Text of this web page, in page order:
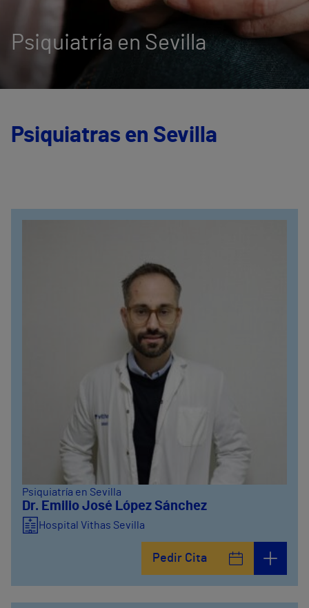
Psiquiatría en Sevilla
Psiquiatras en Sevilla
Psiquiatría en Sevilla
Dr. Emilio José López Sánchez
Hospital Vithas Sevilla
Pedir Cita